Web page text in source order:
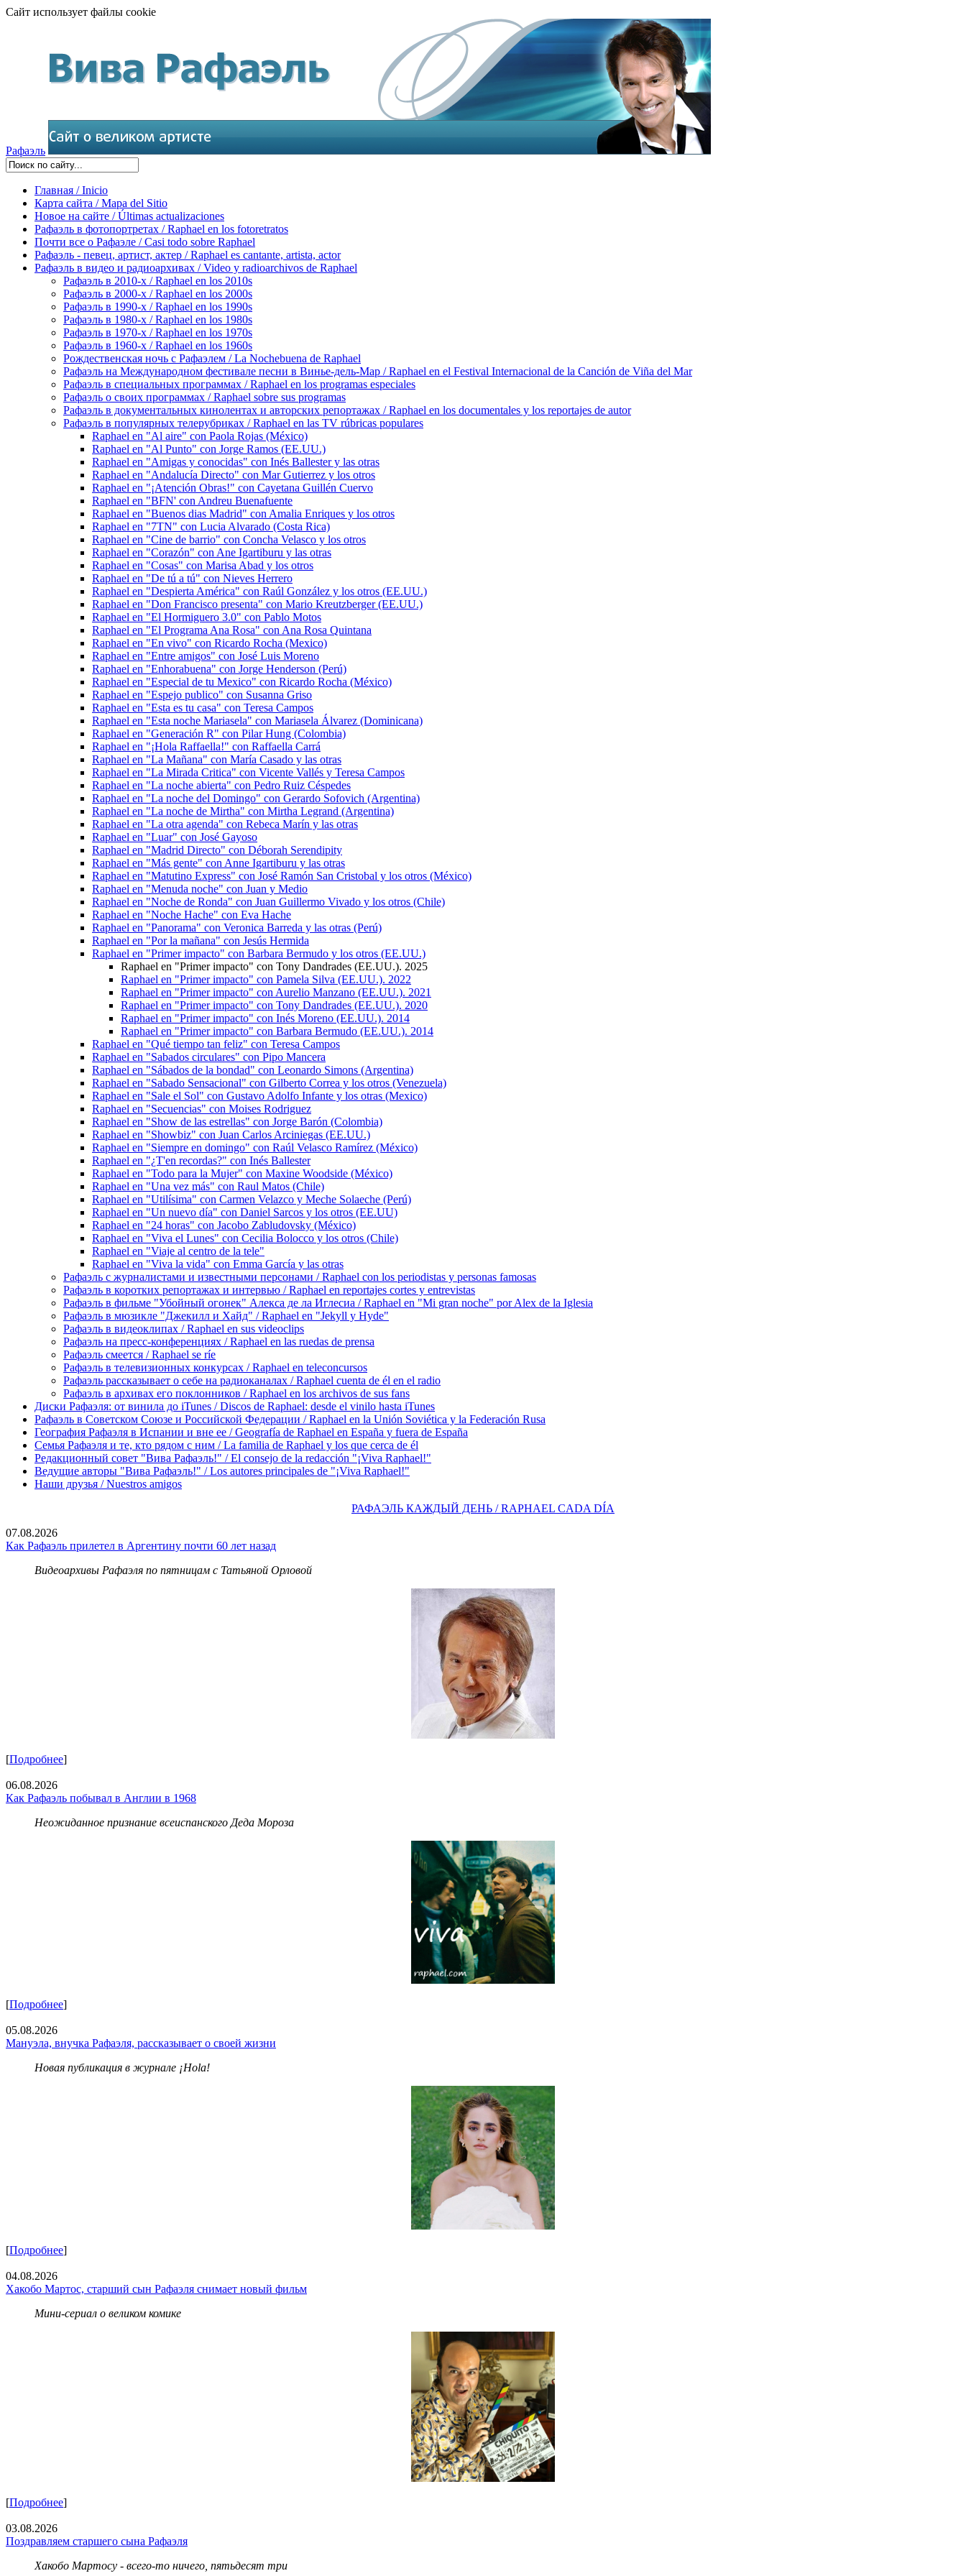
Сайт использует файлы cookie
Рафаэль
Главная / Inicio
Карта сайта / Mapa del Sitio
Новое на сайте / Últimas actualizaciones
Рафаэль в фотопортретах / Raphael en los fotoretratos
Почти все о Рафаэле / Casi todo sobre Raphael
Рафаэль - певец, артист, актер / Raphael es cantante, artista, actor
Рафаэль в видео и радиоархивах / Video y radioarchivos de Raphael
Рафаэль в 2010-х / Raphael en los 2010s
Рафаэль в 2000-х / Raphael en los 2000s
Рафаэль в 1990-х / Raphael en los 1990s
Рафаэль в 1980-х / Raphael en los 1980s
Рафаэль в 1970-х / Raphael en los 1970s
Рафаэль в 1960-х / Raphael en los 1960s
Рождественская ночь с Рафаэлем / La Nochebuena de Raphael
Рафаэль на Международном фестивале песни в Винье-дель-Мар / Raphael en el Festival Internacional de la Canción de Viña del Mar
Рафаэль в специальных программах / Raphael en los programas especiales
Рафаэль о своих программах / Raphael sobre sus programas
Рафаэль в документальных кинолентах и авторских репортажах / Raphael en los documentales y los reportajes de autor
Рафаэль в популярных телерубриках / Raphael en las TV rúbricas populares
Raphael en "Al aire" con Paola Rojas (México)
Raphael en "Al Punto" con Jorge Ramos (EE.UU.)
Raphael en "Amigas y conocidas" con Inés Ballester y las otras
Raphael en "Andalucía Directo" con Mar Gutierrez y los otros
Raphael en "¡Atención Obras!" con Cayetana Guillén Cuervo
Raphael en "BFN' con Andreu Buenafuente
Raphael en "Buenos dias Madrid" con Amalia Enriques y los otros
Raphael en "7TN" con Lucia Alvarado (Costa Rica)
Raphael en "Cine de barrio" con Concha Velasco y los otros
Raphael en "Corazón" con Ane Igartiburu y las otras
Raphael en "Cosas" con Marisa Abad y los otros
Raphael en "De tú a tú" con Nieves Herrero
Raphael en "Despierta América" con Raúl González y los otros (EE.UU.)
Raphael en "Don Francisco presenta" con Mario Kreutzberger (EE.UU.)
Raphael en "El Hormiguero 3.0" con Pablo Motos
Raphael en "El Programa Ana Rosa" con Ana Rosa Quintana
Raphael en "En vivo" con Ricardo Rocha (Mexico)
Raphael en "Entre amigos" con José Luis Moreno
Raphael en "Enhorabuena" con Jorge Henderson (Perú)
Raphael en "Especial de tu Mexico" con Ricardo Rocha (México)
Raphael en "Espejo publico" con Susanna Griso
Raphael en "Esta es tu casa" con Teresa Campos
Raphael en "Esta noche Mariasela" con Mariasela Álvarez (Dominicana)
Raphael en "Generación R" con Pilar Hung (Colombia)
Raphael en "¡Hola Raffaella!" con Raffaella Carrá
Raphael en "La Mañana" con María Casado y las otras
Raphael en "La Mirada Critica" con Vicente Vallés y Teresa Campos
Raphael en "La noche abierta" con Pedro Ruiz Céspedes
Raphael en "La noche del Domingo" con Gerardo Sofovich (Argentina)
Raphael en "La noche de Mirtha" con Mirtha Legrand (Argentina)
Raphael en "La otra agenda" con Rebeca Marín y las otras
Raphael en "Luar" con José Gayoso
Raphael en "Madrid Directo" con Déborah Serendipity
Raphael en "Más gente" con Anne Igartiburu y las otras
Raphael en "Matutino Express" con José Ramón San Cristobal y los otros (México)
Raphael en "Menuda noche" con Juan y Medio
Raphael en "Noche de Ronda" con Juan Guillermo Vivado y los otros (Chile)
Raphael en "Noche Hache" con Eva Hache
Raphael en "Panorama" con Veronica Barreda y las otras (Perú)
Raphael en "Por la mañana" con Jesús Hermida
Raphael en "Primer impacto" con Barbara Bermudo y los otros (EE.UU.)
Raphael en "Primer impacto" con Tony Dandrades (EE.UU.). 2025
Raphael en "Primer impacto" con Pamela Silva (EE.UU.). 2022
Raphael en "Primer impacto" con Aurelio Manzano (EE.UU.). 2021
Raphael en "Primer impacto" con Tony Dandrades (EE.UU.). 2020
Raphael en "Primer impacto" con Inés Moreno (EE.UU.). 2014
Raphael en "Primer impacto" con Barbara Bermudo (EE.UU.). 2014
Raphael en "Qué tiempo tan feliz" con Teresa Campos
Raphael en "Sabados circulares" con Pipo Mancera
Raphael en "Sábados de la bondad" con Leonardo Simons (Argentina)
Raphael en "Sabado Sensacional" con Gilberto Correa y los otros (Venezuela)
Raphael en "Sale el Sol" con Gustavo Adolfo Infante y los otras (Mexico)
Raphael en "Secuencias" con Moises Rodriguez
Raphael en "Show de las estrellas" con Jorge Barón (Colombia)
Raphael en "Showbiz" con Juan Carlos Arciniegas (EE.UU.)
Raphael en "Siempre en domingo" con Raúl Velasco Ramírez (México)
Raphael en "¿T'en recordas?" con Inés Ballester
Raphael en "Todo para la Mujer" con Maxine Woodside (México)
Raphael en "Una vez más" con Raul Matos (Chile)
Raphael en "Utilísima" con Carmen Velazco y Meche Solaeche (Perú)
Raphael en "Un nuevo día" con Daniel Sarcos y los otros (EE.UU)
Raphael en "24 horas" con Jacobo Zabludovsky (México)
Raphael en "Viva el Lunes" con Cecilia Bolocco y los otros (Chile)
Raphael en "Viaje al centro de la tele"
Raphael en "Viva la vida" con Emma García y las otras
Рафаэль с журналистами и известными персонами / Raphael con los periodistas y personas famosas
Рафаэль в коротких репортажах и интервью / Raphael en reportajes cortes y entrevistas
Рафаэль в фильме "Убойный огонек" Алекса де ла Иглесиа / Raphael en "Mi gran noche" por Alex de la Iglesia
Рафаэль в мюзикле "Джекилл и Хайд" / Raphael en "Jekyll y Hyde"
Рафаэль в видеоклипах / Raphael en sus videoclips
Рафаэль на пресс-конференциях / Raphael en las ruedas de prensa
Рафаэль смеется / Raphael se ríe
Рафаэль в телевизионных конкурсах / Raphael en teleconcursos
Рафаэль рассказывает о себе на радиоканалах / Raphael cuenta de él en el radio
Рафаэль в архивах его поклонников / Raphael en los archivos de sus fans
Диски Рафаэля: от винила до iTunes / Discos de Raphael: desde el vinilo hasta iTunes
Рафаэль в Советском Союзе и Российской Федерации / Raphael en la Unión Soviética y la Federación Rusa
География Рафаэля в Испании и вне ее / Geografía de Raphael en España y fuera de España
Семья Рафаэля и те, кто рядом с ним / La familia de Raphael y los que cerca de él
Редакционный совет "Вива Рафаэль!" / El consejo de la redacción "¡Viva Raphael!"
Ведущие авторы "Вива Рафаэль!" / Los autores principales de "¡Viva Raphael!"
Наши друзья / Nuestros amigos
РАФАЭЛЬ КАЖДЫЙ ДЕНЬ / RAPHAEL CADA DÍA
07.08.2026
Как Рафаэль прилетел в Аргентину почти 60 лет назад
Видеоархивы Рафаэля по пятницам с Татьяной Орловой
[Подробнее]
06.08.2026
Как Рафаэль побывал в Англии в 1968
Неожиданное признание всеиспанского Деда Мороза
[Подробнее]
05.08.2026
Мануэла, внучка Рафаэля, рассказывает о своей жизни
Новая публикация в журнале ¡Hola!
[Подробнее]
04.08.2026
Хакобо Мартос, старший сын Рафаэля снимает новый фильм
Мини-сериал о великом комике
[Подробнее]
03.08.2026
Поздравляем старшего сына Рафаэля
Хакобо Мартосу - всего-то ничего, пятьдесят три